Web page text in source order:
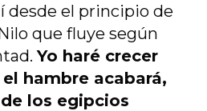
desde el principio de
que fluye según
Yo haré crecer
hambre acabará,
los egipcios